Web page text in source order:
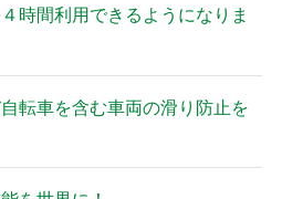
時間利用できるようになりま
転車を含む車両の滑り防止を